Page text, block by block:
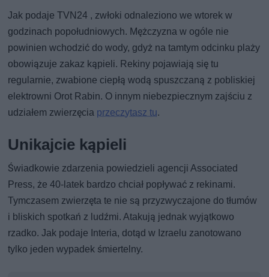
Jak podaje TVN24 , zwłoki odnaleziono we wtorek w
godzinach popołudniowych. Mężczyzna w ogóle nie
powinien wchodzić do wody, gdyż na tamtym odcinku plaży
obowiązuje zakaz kąpieli. Rekiny pojawiają się tu
regularnie, zwabione ciepłą wodą spuszczaną z pobliskiej
elektrowni Orot Rabin. O innym niebezpiecznym zajściu z
udziałem zwierzęcia przeczytasz tu.
Unikajcie kąpieli
Świadkowie zdarzenia powiedzieli agencji Associated
Press, że 40-latek bardzo chciał popływać z rekinami.
Tymczasem zwierzęta te nie są przyzwyczajone do tłumów
i bliskich spotkań z ludźmi. Atakują jednak wyjątkowo
rzadko. Jak podaje Interia, dotąd w Izraelu zanotowano
tylko jeden wypadek śmiertelny.